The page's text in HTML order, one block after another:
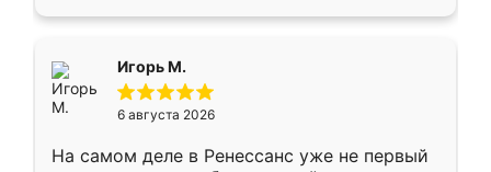
Игорь М.
6 августа 2026
На самом деле в Ренессанс уже не первый